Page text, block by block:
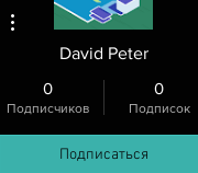
David Peter
0
Подписчиков
0
Подписок
Подписаться
Другие действия